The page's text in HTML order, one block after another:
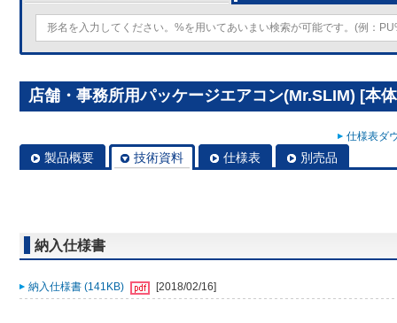
店舗・事務所用パッケージエアコン(Mr.SLIM) [本
仕様表ダ
製品概要 技術資料 仕様表 別売品
納入仕様書
納入仕様書 (141KB) [2018/02/16]